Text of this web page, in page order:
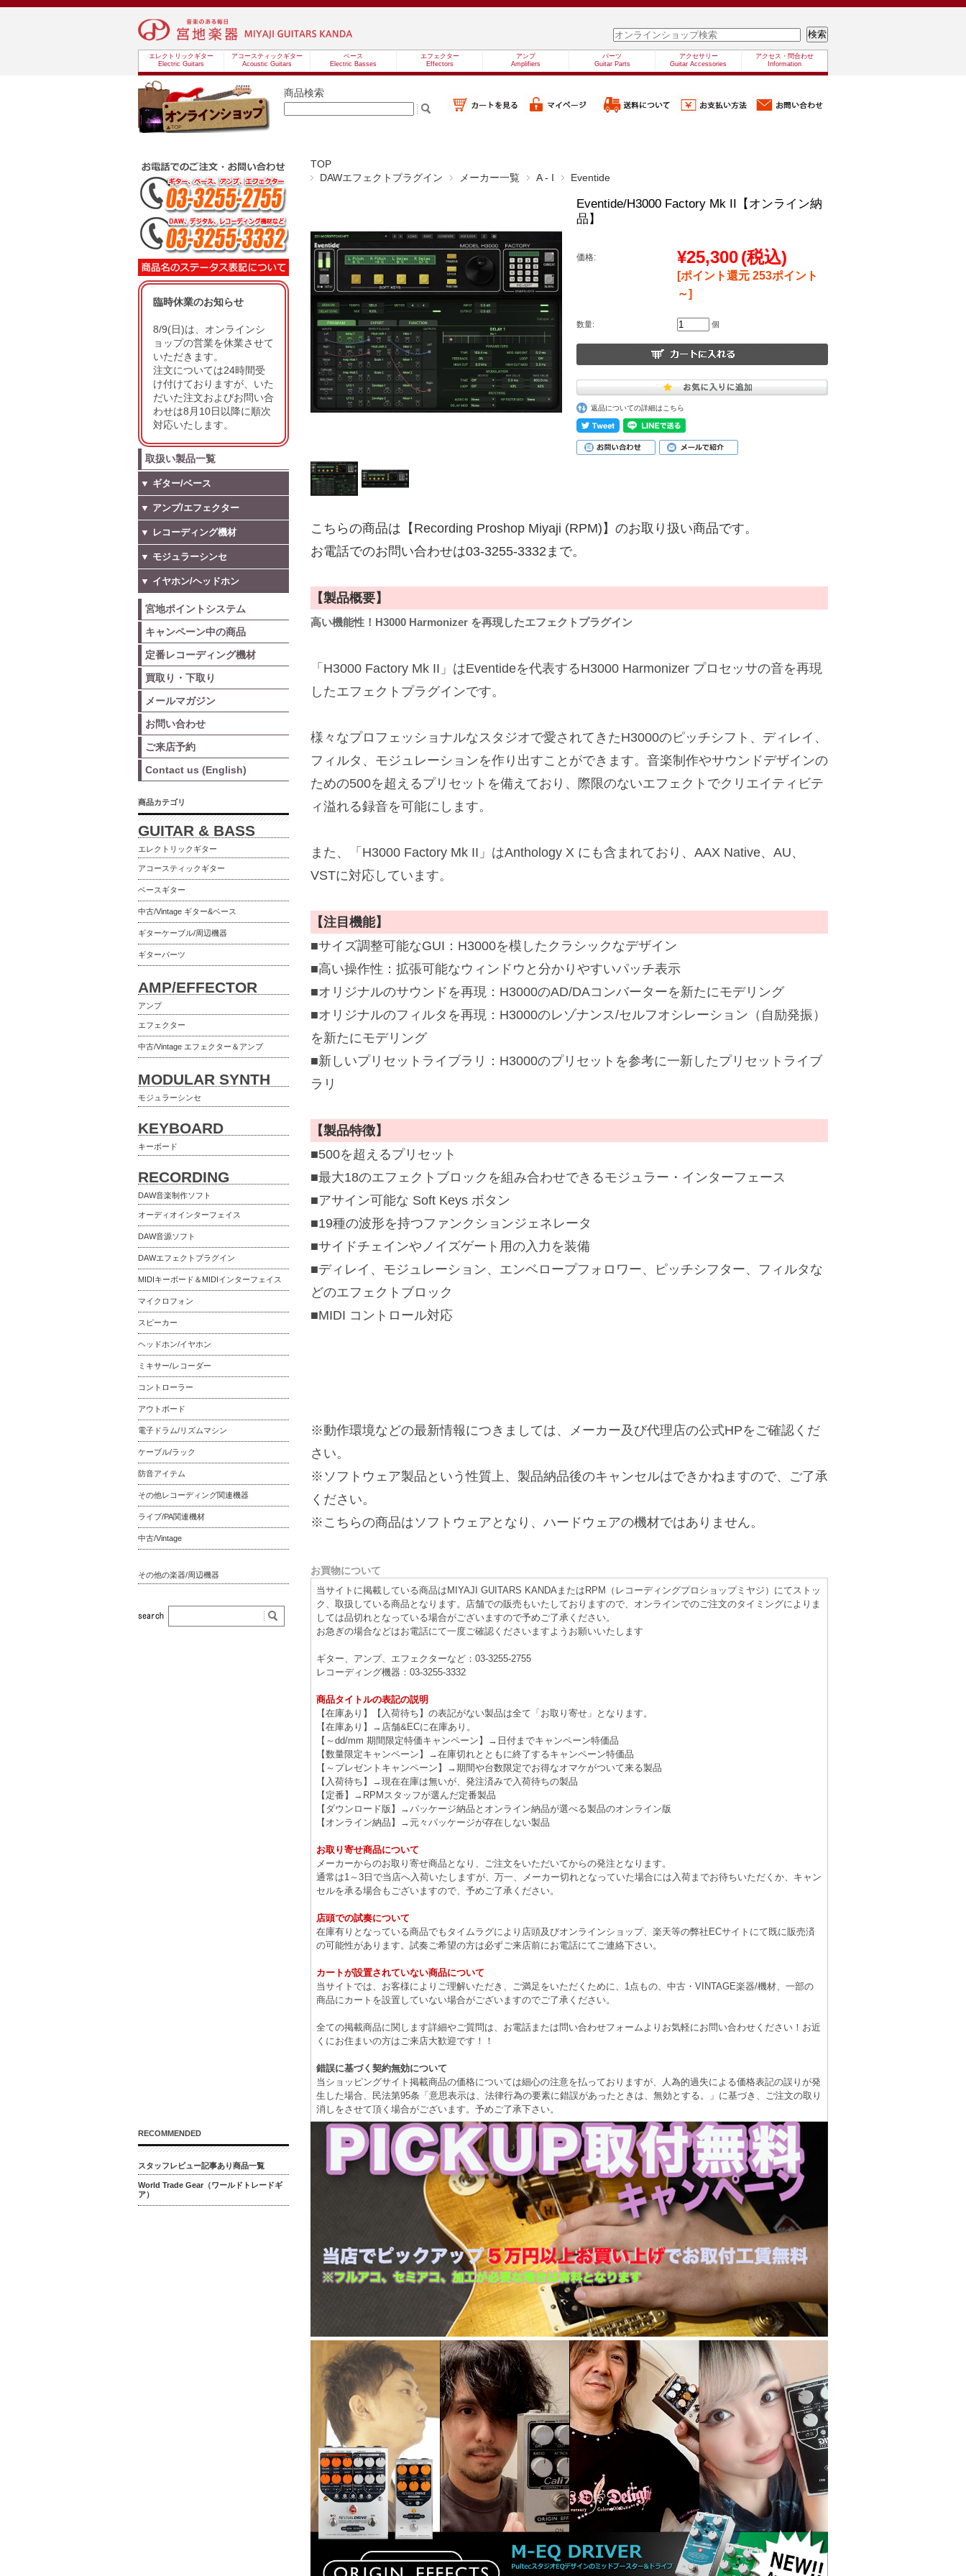
エレクトリックギター
Electric Guitars
アコースティックギター
Acoustic Guitars
ベース
Electric Basses
エフェクター
Effectors
アンプ
Amplifiers
パーツ
Guitar Parts
アクセサリー
Guitar Accessories
アクセス・問合わせ
Information
商品検索
TOP
DAWエフェクトプラグイン
メーカー一覧 A - I Eventide
Eventide/H3000 Factory Mk II【オンライン納
品】
価格: ¥25,300(税込)
[ポイント還元 253ポイント
～]
数量: 個
返品についての詳細はこちら
こちらの商品は【Recording Proshop Miyaji (RPM)】のお取り扱い商品です。
お電話でのお問い合わせは03-3255-3332まで。
【製品概要】
高い機能性！H3000 Harmonizer を再現したエフェクトプラグイン
「H3000 Factory Mk II」はEventideを代表するH3000 Harmonizer プロセッサの音を再現
したエフェクトプラグインです。
様々なプロフェッショナルなスタジオで愛されてきたH3000のピッチシフト、ディレイ、
フィルタ、モジュレーションを作り出すことができます。音楽制作やサウンドデザインの
ための500を超えるプリセットを備えており、際限のないエフェクトでクリエイティビテ
ィ溢れる録音を可能にします。
また、「H3000 Factory Mk II」はAnthology X にも含まれており、AAX Native、AU、
VSTに対応しています。
【注目機能】
■サイズ調整可能なGUI：H3000を模したクラシックなデザイン
■高い操作性：拡張可能なウィンドウと分かりやすいパッチ表示
■オリジナルのサウンドを再現：H3000のAD/DAコンバーターを新たにモデリング
■オリジナルのフィルタを再現：H3000のレゾナンス/セルフオシレーション（自励発振）
を新たにモデリング
■新しいプリセットライブラリ：H3000のプリセットを参考に一新したプリセットライブ
ラリ
【製品特徴】
■500を超えるプリセット
■最大18のエフェクトブロックを組み合わせできるモジュラー・インターフェース
■アサイン可能な Soft Keys ボタン
■19種の波形を持つファンクションジェネレータ
■サイドチェインやノイズゲート用の入力を装備
■ディレイ、モジュレーション、エンベロープフォロワー、ピッチシフター、フィルタな
どのエフェクトブロック
■MIDI コントロール対応
※動作環境などの最新情報につきましては、メーカー及び代理店の公式HPをご確認くだ
さい。
※ソフトウェア製品という性質上、製品納品後のキャンセルはできかねますので、ご了承
ください。
※こちらの商品はソフトウェアとなり、ハードウェアの機材ではありません。
お買物について
当サイトに掲載している商品はMIYAJI GUITARS KANDAまたはRPM（レコーディングプロショップミヤジ）にてストッ
ク、取扱している商品となります。店舗での販売もいたしておりますので、オンラインでのご注文のタイミングによりま
しては品切れとなっている場合がございますので予めご了承ください。
お急ぎの場合などはお電話にて一度ご確認くださいますようお願いいたします
ギター、アンプ、エフェクターなど：03-3255-2755
レコーディング機器：03-3255-3332
商品タイトルの表記の説明
【在庫あり】【入荷待ち】の表記がない製品は全て「お取り寄せ」となります。
【在庫あり】→店舗&ECに在庫あり。
【～dd/mm 期間限定特価キャンペーン】→日付までキャンペーン特価品
【数量限定キャンペーン】→在庫切れとともに終了するキャンペーン特価品
【～プレゼントキャンペーン】→期間や台数限定でお得なオマケがついて来る製品
【入荷待ち】→現在在庫は無いが、発注済みで入荷待ちの製品
【定番】→RPMスタッフが選んだ定番製品
【ダウンロード版】→パッケージ納品とオンライン納品が選べる製品のオンライン版
【オンライン納品】→元々パッケージが存在しない製品
お取り寄せ商品について
メーカーからのお取り寄せ商品となり、ご注文をいただいてからの発注となります。
通常は1～3日で当店へ入荷いたしますが、万一、メーカー切れとなっていた場合には入荷までお待ちいただくか、キャン
セルを承る場合もございますので、予めご了承ください。
店頭での試奏について
在庫有りとなっている商品でもタイムラグにより店頭及びオンラインショップ、楽天等の弊社ECサイトにて既に販売済
の可能性があります。試奏ご希望の方は必ずご来店前にお電話にてご連絡下さい。
カートが設置されていない商品について
当サイトでは、お客様によりご理解いただき、ご満足をいただくために、1点もの、中古・VINTAGE楽器/機材、一部の
商品にカートを設置していない場合がございますのでご了承ください。
全ての掲載商品に関します詳細やご質問は、お電話または問い合わせフォームよりお気軽にお問い合わせください！お近
くにお住まいの方はご来店大歓迎です！！
錯誤に基づく契約無効について
当ショッピングサイト掲載商品の価格については細心の注意を払っておりますが、人為的過失による価格表記の誤りが発
生した場合、民法第95条「意思表示は、法律行為の要素に錯誤があったときは、無効とする。」に基づき、ご注文の取り
消しをさせて頂く場合がございます。予めご了承下さい。
臨時休業のお知らせ
8/9(日)は、オンラインシ
ョップの営業を休業させて
いただきます。
注文については24時間受
け付けておりますが、いた
だいた注文およびお問い合
わせは8月10日以降に順次
対応いたします。
取扱い製品一覧
▼ ギター/ベース
▼ アンプ/エフェクター
▼ レコーディング機材
▼ モジュラーシンセ
▼ イヤホン/ヘッドホン
宮地ポイントシステム
キャンペーン中の商品
定番レコーディング機材
買取り・下取り
メールマガジン
お問い合わせ
ご来店予約
Contact us (English)
商品カテゴリ
GUITAR & BASS
エレクトリックギター
アコースティックギター
ベースギター
中古/Vintage ギター&ベース
ギターケーブル/周辺機器
ギターパーツ
AMP/EFFECTOR
アンプ
エフェクター
中古/Vintage エフェクター＆アンプ
MODULAR SYNTH
モジュラーシンセ
KEYBOARD
キーボード
RECORDING
DAW音楽制作ソフト
オーディオインターフェイス
DAW音源ソフト
DAWエフェクトプラグイン
MIDIキーボード＆MIDIインターフェイス
マイクロフォン
スピーカー
ヘッドホン/イヤホン
ミキサー/レコーダー
コントローラー
アウトボード
電子ドラム/リズムマシン
ケーブル/ラック
防音アイテム
その他レコーディング関連機器
ライブ/PA関連機材
中古/Vintage
その他の楽器/周辺機器
RECOMMENDED
スタッフレビュー記事あり商品一覧
World Trade Gear（ワールドトレードギ
ア）